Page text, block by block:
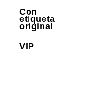
Con
etiqueta
original
VIP